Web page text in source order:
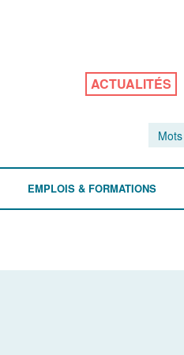
ACTUALITÉS
EMPLOIS & FORMATIONS